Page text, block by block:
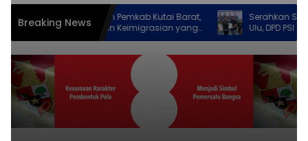
Breaking News
Sinergi Imigrasi dan Pemkab Kutai Barat,
Hadirkan Pelayanan Keimigrasian yang
Lebih Dekat
Serahkan SK
Ulu, DPD PSI
Mengabdi Untuk